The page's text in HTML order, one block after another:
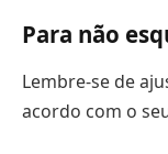
Para não
Lembre-se de
acordo com o